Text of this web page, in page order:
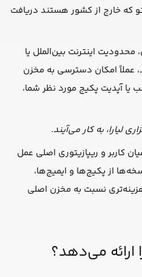
که خارج از کشور هستند دریافت
اینترنت بین‌الملل یا
عملاً امکان دسترسی به مخزن
آپدیت پکیج مورد نظر شما،
لیارا، به کار می‌آیند.
کاربر و ریپازیتوری اصلی عمل
از پکیج‌ها و ایمیج‌ها،
نسبت به مخزن اصلی
ارائه می‌دهد؟